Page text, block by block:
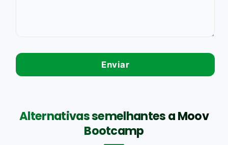
Alternativas semelhantes a Moov
Bootcamp